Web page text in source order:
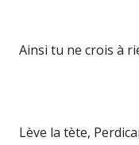
Ainsi tu ne crois à
Lève la tète,